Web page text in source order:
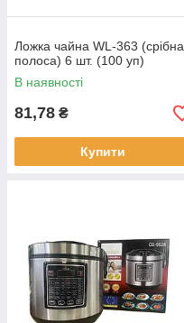
Ложка чайна WL-363 (срібна
полоса) 6 шт. (100 уп)
В наявності
81,78 ₴
Купити